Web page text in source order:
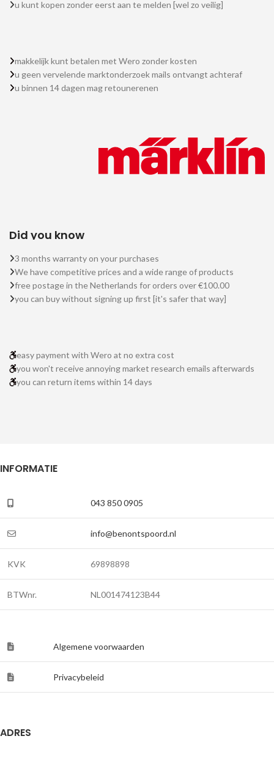
u kunt kopen zonder eerst aan te melden [wel zo veilig]
makkelijk kunt betalen met Wero zonder kosten
u geen vervelende marktonderzoek mails ontvangt achteraf
u binnen 14 dagen mag retounerenen
Did you know
3 months warranty on your purchases
We have competitive prices and a wide range of products
free postage in the Netherlands for orders over €100.00
you can buy without signing up first [it's safer that way]
easy payment with Wero at no extra cost
you won't receive annoying market research emails afterwards
you can return items within 14 days
INFORMATIE
043 850 0905
info@benontspoord.nl
KVK 69898898
BTWnr. NL001474123B44
Algemene voorwaarden
Privacybeleid
ADRES